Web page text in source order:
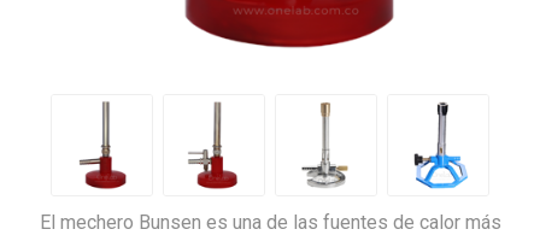
El mechero Bunsen es una de las fuentes de calor más